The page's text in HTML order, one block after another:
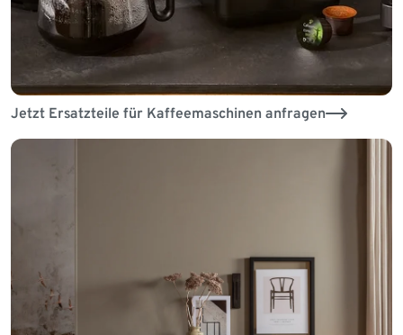
Jetzt Ersatzteile für Kaffeemaschinen anfragen